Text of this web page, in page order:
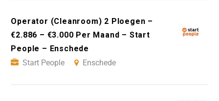
Operator (Cleanroom) 2 Ploegen –
€2.886 – €3.000 Per Maand – Start
People – Enschede
Start People
Enschede